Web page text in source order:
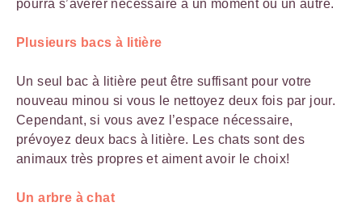
pourra s’avérer nécessaire à un moment ou un autre.
Plusieurs bacs à litière
Un seul bac à litière peut être suffisant pour votre
nouveau minou si vous le nettoyez deux fois par jour.
Cependant, si vous avez l’espace nécessaire,
prévoyez deux bacs à litière. Les chats sont des
animaux très propres et aiment avoir le choix!
Un arbre à chat